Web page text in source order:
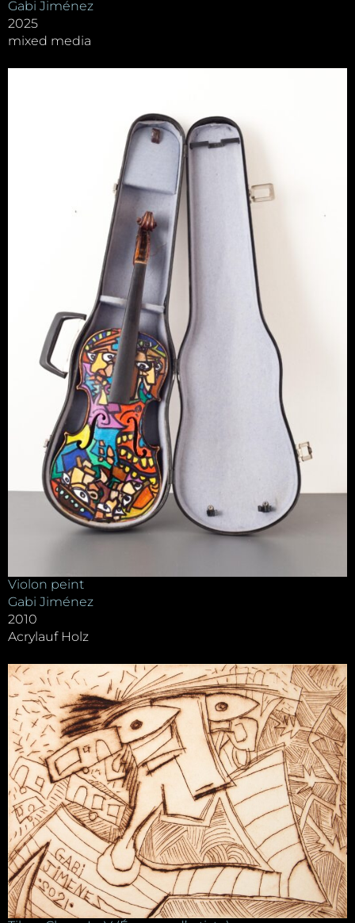
Gabi Jiménez
2025
mixed media
Violon peint
Gabi Jiménez
2010
Acrylauf Holz